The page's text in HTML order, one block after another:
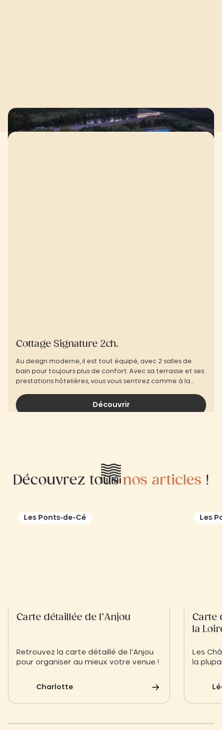
Cottage Signature 2ch.
Au design moderne, il est tout équipé, avec 2 salles de
bain pour toujours plus de confort. Avec sa terrasse et ses
prestations hôtelières, vous vous sentirez comme à la
Découvrir
Découvrez tousnos articles !
Les Ponts-de-Cé
Carte détaillée de l’Anjou
Retrouvez la carte détaillé de l’Anjou
pour organiser au mieux votre venue !
Charlotte
Les
Carte
la
Les
la
bord